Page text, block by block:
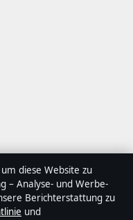
digitaler
Politik, Wirtschaft,
Jeder Artikel
diese Website zu
– Analyse- und Werbe-
Berichterstattung zu
und